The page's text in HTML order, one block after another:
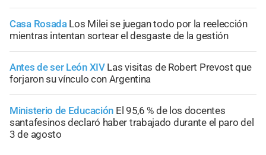
Casa Rosada Los Milei se juegan todo por la reelección
mientras intentan sortear el desgaste de la gestión
Antes de ser León XIV Las visitas de Robert Prevost que
forjaron su vínculo con Argentina
Ministerio de Educación El 95,6 % de los docentes
santafesinos declaró haber trabajado durante el paro del
3 de agosto